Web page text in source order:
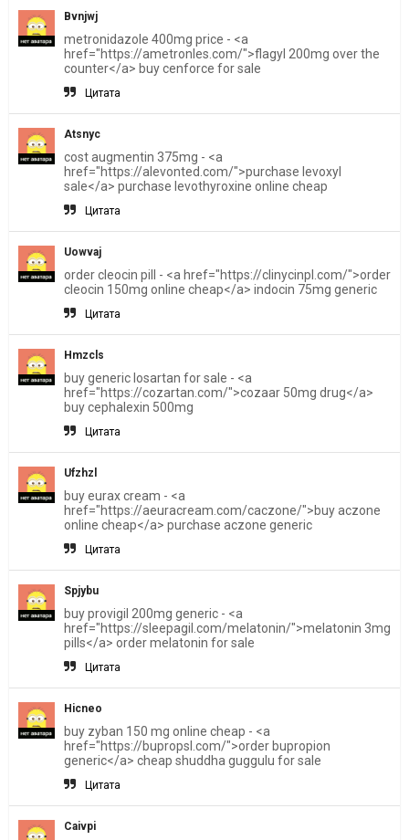
Bvnjwj
metronidazole 400mg price - <a
href="https://ametronles.com/">flagyl 200mg over the
counter</a> buy cenforce for sale
Цитата
Atsnyc
cost augmentin 375mg - <a
href="https://alevonted.com/">purchase levoxyl
sale</a> purchase levothyroxine online cheap
Цитата
Uowvaj
order cleocin pill - <a href="https://clinycinpl.com/">order
cleocin 150mg online cheap</a> indocin 75mg generic
Цитата
Hmzcls
buy generic losartan for sale - <a
href="https://cozartan.com/">cozaar 50mg drug</a>
buy cephalexin 500mg
Цитата
Ufzhzl
buy eurax cream - <a
href="https://aeuracream.com/caczone/">buy aczone
online cheap</a> purchase aczone generic
Цитата
Spjybu
buy provigil 200mg generic - <a
href="https://sleepagil.com/melatonin/">melatonin 3mg
pills</a> order melatonin for sale
Цитата
Hicneo
buy zyban 150 mg online cheap - <a
href="https://bupropsl.com/">order bupropion
generic</a> cheap shuddha guggulu for sale
Цитата
Caivpi